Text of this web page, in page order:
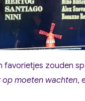
favorietjes zouden
op moeten wachten,